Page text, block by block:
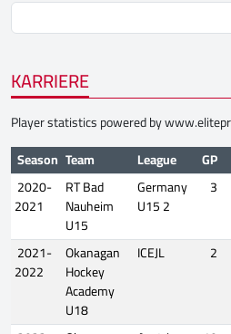
KARRIERE
Player statistics powered by
Season Team League GP
2020-
2021
RT Bad
Nauheim
U15
Germany
U15 2
3
2021-
2022
Okanagan
Hockey
Academy
U18
ICEJL 2